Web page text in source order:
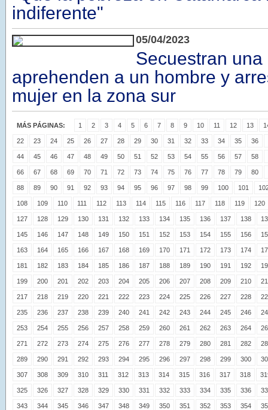
indiferente"
05/04/2023
Secuestran
aprehenden a un hombre y
mujer en la zona sur
MÁS PÁGINAS: 1 2 3 4 5 6 7 8 9 10 11 12 13
22 23 24 25 26 27 28 29 30 31 32 33 34 35 36
44 45 46 47 48 49 50 51 52 53 54 55 56 57 58
66 67 68 69 70 71 72 73 74 75 76 77 78 79 80
88 89 90 91 92 93 94 95 96 97 98 99 100 101
108 109 110 111 112 113 114 115 116 117 118 119 120
127 128 129 130 131 132 133 134 135 136 137 138
145 146 147 148 149 150 151 152 153 154 155 156
163 164 165 166 167 168 169 170 171 172 173 174
181 182 183 184 185 186 187 188 189 190 191 192
199 200 201 202 203 204 205 206 207 208 209 210
217 218 219 220 221 222 223 224 225 226 227 228
235 236 237 238 239 240 241 242 243 244 245 246
253 254 255 256 257 258 259 260 261 262 263 264
271 272 273 274 275 276 277 278 279 280 281 282
289 290 291 292 293 294 295 296 297 298 299 300
307 308 309 310 311 312 313 314 315 316 317 318
325 326 327 328 329 330 331 332 333 334 335 336
343 344 345 346 347 348 349 350 351 352 353 354